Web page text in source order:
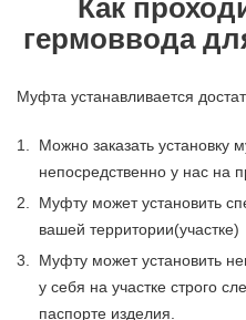
Как
гермоввода
Муфта устанавливается
Можно заказать установку
непосредственно у нас на
Муфту может установить
вашей территории(участке)
Муфту может установить
у себя на участке строго
паспорте изделия.